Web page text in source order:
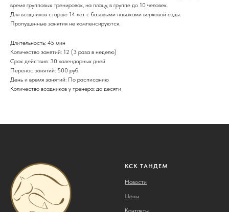
время групповых тренировок, на плацу, в группе до 10 человек.
Для всадников старше 14 лет с базовыми навыками верховой езды.
Пропущенные занятия не компенсируются.
Длительность: 45 мин
Количество занятий: 12 (3 раза в неделю)
Срок действия: 30 календарных дней
Перенос занятий: 500 руб.
День и время занятий: По расписанию
Количество всадников у тренера: до десяти
КСК ТАНДЕМ
Новости
Цены